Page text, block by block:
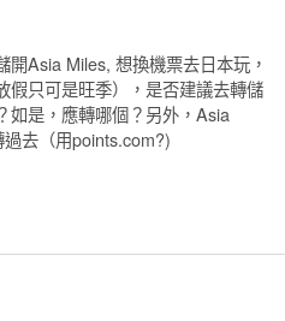
開Asia Miles, 想換機票去日本玩，
假只可是旺季），是否建議去轉儲
如是，應轉哪個？另外，Asia
去（用points.com?)